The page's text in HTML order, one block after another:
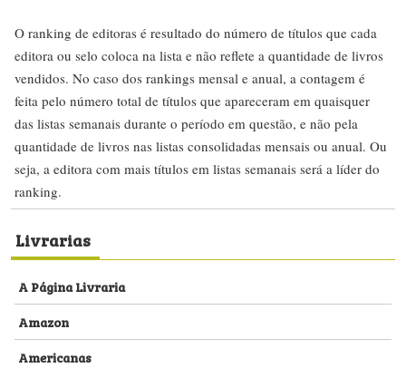
O ranking de editoras é resultado do número de títulos que cada
editora ou selo coloca na lista e não reflete a quantidade de livros
vendidos. No caso dos rankings mensal e anual, a contagem é
feita pelo número total de títulos que apareceram em quaisquer
das listas semanais durante o período em questão, e não pela
quantidade de livros nas listas consolidadas mensais ou anual. Ou
seja, a editora com mais títulos em listas semanais será a líder do
ranking.
Livrarias
A Página Livraria
Amazon
Americanas